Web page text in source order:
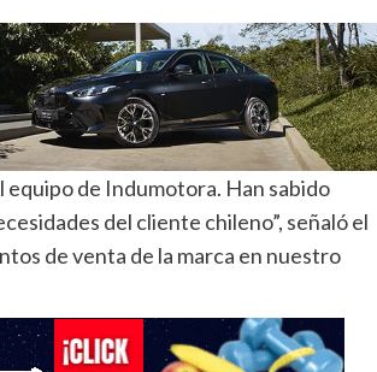
de Indumotora. Han sabido
del cliente chileno”, señaló el
de venta de la marca en nuestro